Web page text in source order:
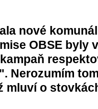
nové
OBSE byly
Nerozumím
mluví o